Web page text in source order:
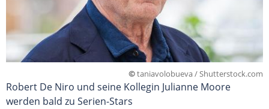
©taniavolobueva / Shutterstock.com
Robert De Niro und seine Kollegin Julianne Moore
werden bald zu Serien-Stars